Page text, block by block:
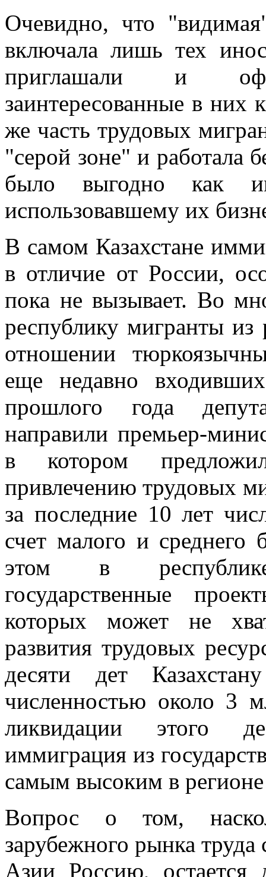
Очевидно, что
включала лишь тех
приглашали и
заинтересованные в них
же часть трудовых
"серой зоне" и работала
было выгодно как
использовавшему их
В самом Казахстане
в отличие от России,
пока не вызывает. Во
республику мигранты из
отношении
еще недавно
прошлого года
направили премьер-
в котором
привлечению трудовых
за последние 10 лет
счет малого и
этом в
государственные
которых может не
развития трудовых
десяти дет
численностью около 3
ликвидации этого
иммиграция из
самым высоким в регионе
Вопрос о том,
зарубежного рынка
Азии Россию,